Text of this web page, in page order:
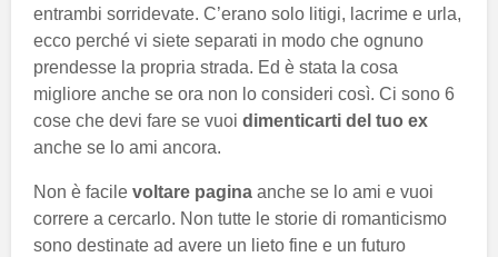
entrambi sorridevate. C’erano solo litigi, lacrime e urla,
ecco perché vi siete separati in modo che ognuno
prendesse la propria strada. Ed è stata la cosa
migliore anche se ora non lo consideri così. Ci sono 6
cose che devi fare se vuoi dimenticarti del tuo ex
anche se lo ami ancora.
Non è facile voltare pagina anche se lo ami e vuoi
correre a cercarlo. Non tutte le storie di romanticismo
sono destinate ad avere un lieto fine e un futuro